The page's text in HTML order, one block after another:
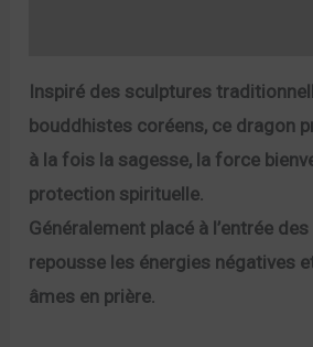
Inspiré des sculptures
bouddhistes coréens, ce dragon
à la fois la sagesse, la force
protection spirituelle.
Généralement placé à l’entrée des
repousse les énergies négatives
âmes en prière.